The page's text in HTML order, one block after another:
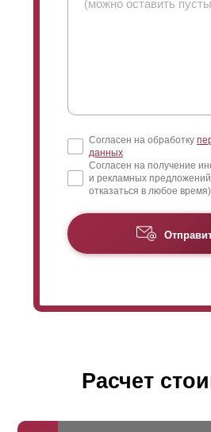
Согласен на обработку
данных
Согласен на получение
и рекламных
отказаться в любое время)
Расчет